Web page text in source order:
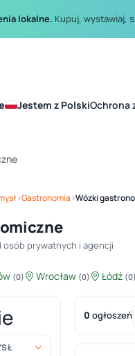
lokalne. Kupuj, wystawiaj,
Jestem z PolskiOchrona
›Gastronomia›Wózki
osób prywatnych i agencji
(0) Wrocław (0) Łódź (0)
0 ogłoszeń